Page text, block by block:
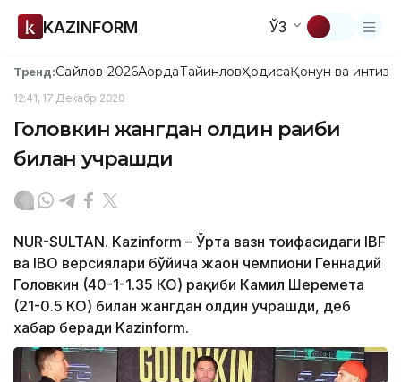
KAZINFORM ЎЗ
Тренд:Сайлов-2026АқордаТайинловҲодисаҚонун ва
12:41, 17 Декабр 2020
Головкин жангдан олдин рақиби
билан учрашди
NUR-SULTAN. Kazinform – Ўрта вазн тоифасидаги IBF
ва IBO версиялари бўйича жаҳон чемпиони Геннадий
Головкин (40-1-1.35 КО) рақиби Камил Шеремета
(21-0.5 КО) билан жангдан олдин учрашди, деб
хабар беради Kazinform.